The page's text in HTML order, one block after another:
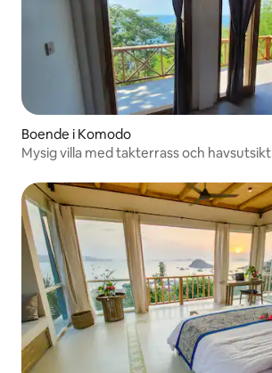
Boende i Komodo
Mysig villa med takterrass och havsutsikt